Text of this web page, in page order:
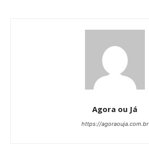
Agora ou Já
https://agoraouja.com.br